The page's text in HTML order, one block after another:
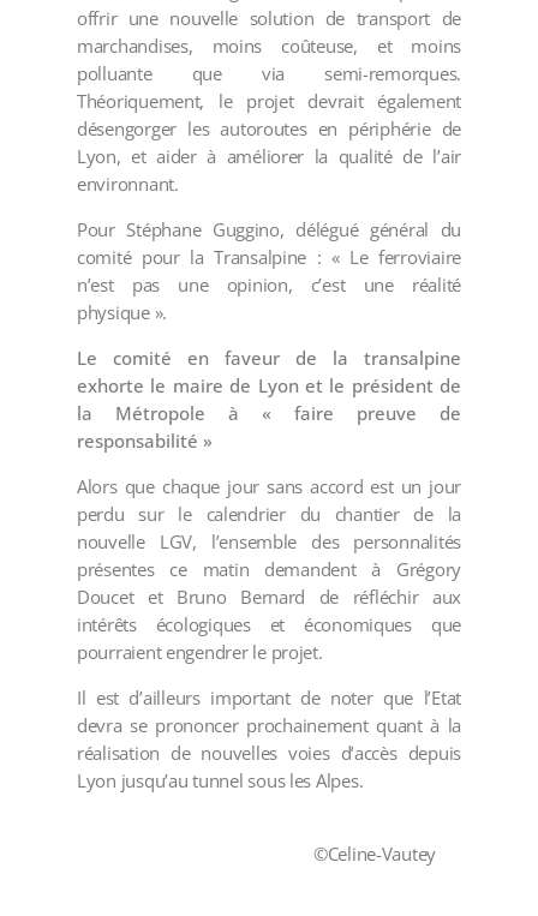
offrir une nouvelle solution de transport de
marchandises, moins coûteuse, et moins
polluante que via semi-remorques.
Théoriquement, le projet devrait également
désengorger les autoroutes en périphérie de
Lyon, et aider à améliorer la qualité de l’air
environnant.
Pour Stéphane Guggino, délégué général du
comité pour la Transalpine : « Le ferroviaire
n’est pas une opinion, c’est une réalité
physique ».
Le comité en faveur de la transalpine
exhorte le maire de Lyon et le président de
la Métropole à « faire preuve de
responsabilité »
Alors que chaque jour sans accord est un jour
perdu sur le calendrier du chantier de la
nouvelle LGV, l’ensemble des personnalités
présentes ce matin demandent à Grégory
Doucet et Bruno Bernard de réfléchir aux
intérêts écologiques et économiques que
pourraient engendrer le projet.
Il est d’ailleurs important de noter que l’Etat
devra se prononcer prochainement quant à la
réalisation de nouvelles voies d’accès depuis
Lyon jusqu’au tunnel sous les Alpes.
©Celine-Vautey